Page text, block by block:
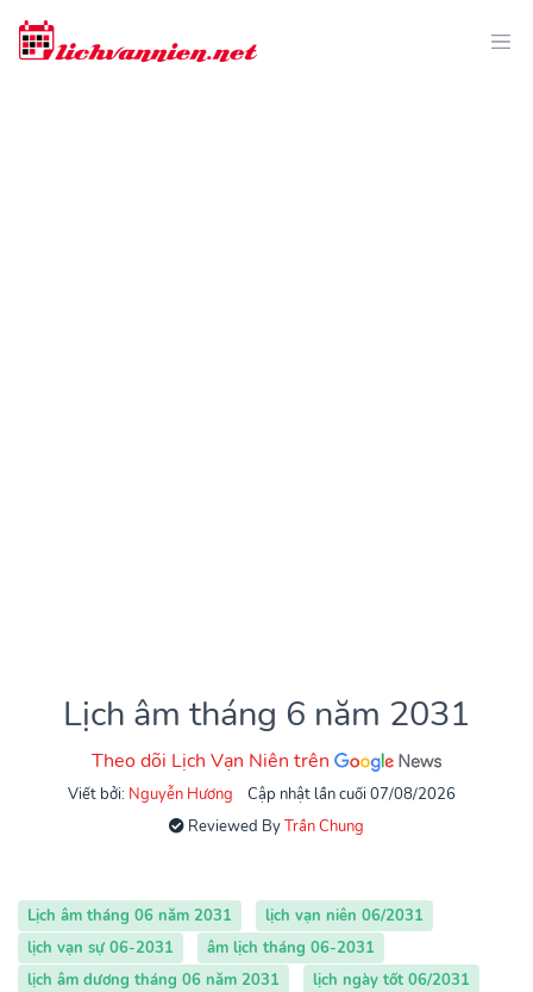
Lịch âm tháng 6 năm 2031
Theo dõi Lịch Vạn Niên trên
Viết bởi: Nguyễn Hương
Cập nhật lần cuối 07/08/2026
Reviewed ByTrần Chung
Lịch âm tháng 06 năm 2031
lịch vạn niên 06/2031
lịch vạn sự 06-2031
âm lịch tháng 06-2031
lịch âm dương tháng 06 năm 2031
lịch ngày tốt 06/2031